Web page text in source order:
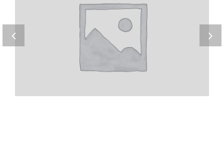
Home 8
Volupta sequi nesciunt